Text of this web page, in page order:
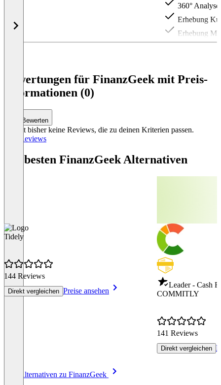
360°
Erhebung
Erhebung
Bewertungen für FinanzGeek mit Preis-
Informationen (0)
Bewerten
Es gibt bisher keine Reviews, die zu deinen Kriterien passen.
Alle Reviews
Die besten FinanzGeek Alternativen
Tidely
144 Reviews
Direkt vergleichen Preise ansehen
Leader - Cash
COMMITLY
141 Reviews
Direkt vergleichen
Alle Alternativen zu FinanzGeek